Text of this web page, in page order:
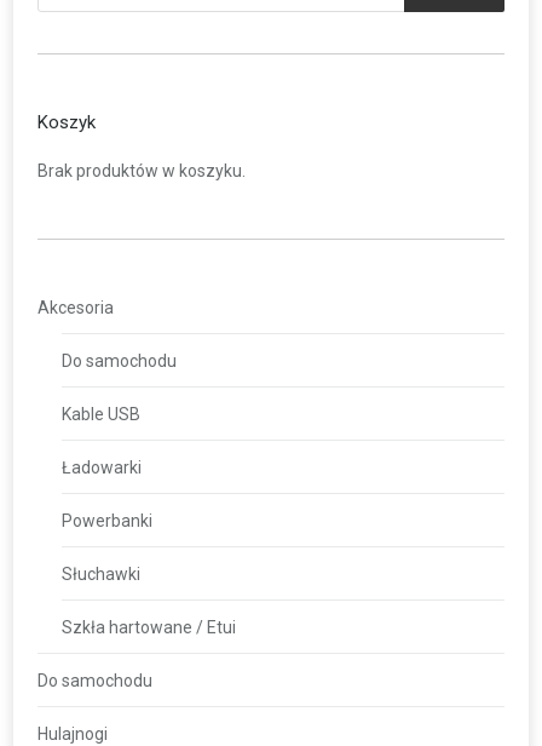
Koszyk
Brak produktów w koszyku.
Akcesoria
Do samochodu
Kable USB
Ładowarki
Powerbanki
Słuchawki
Szkła hartowane / Etui
Do samochodu
Hulajnogi